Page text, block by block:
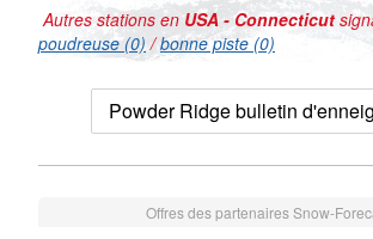
Autres stations en USA - Connecticut
poudreuse (0) /bonne piste (0)
Powder Ridge bulletin
Offres des partenaires Snow-